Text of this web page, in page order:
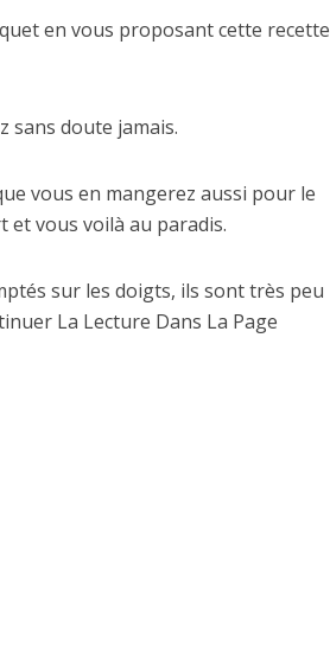
en vous proposant cette recette
sans doute jamais.
vous en mangerez aussi pour le
et vous voilà au paradis.
sur les doigts, ils sont très peu
La Lecture Dans La Page